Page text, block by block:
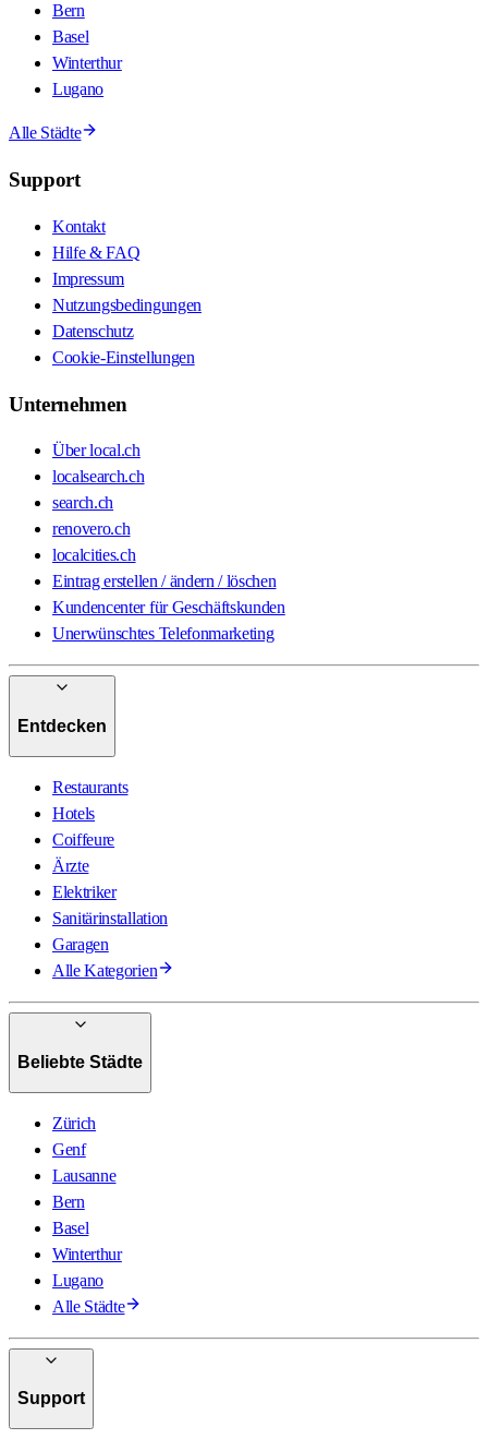
Bern
Basel
Winterthur
Lugano
Alle Städte
Support
Kontakt
Hilfe & FAQ
Impressum
Nutzungsbedingungen
Datenschutz
Cookie-Einstellungen
Unternehmen
Über local.ch
localsearch.ch
search.ch
renovero.ch
localcities.ch
Eintrag erstellen / ändern / löschen
Kundencenter für Geschäftskunden
Unerwünschtes Telefonmarketing
Entdecken
Restaurants
Hotels
Coiffeure
Ärzte
Elektriker
Sanitärinstallation
Garagen
Alle Kategorien
Beliebte Städte
Zürich
Genf
Lausanne
Bern
Basel
Winterthur
Lugano
Alle Städte
Support